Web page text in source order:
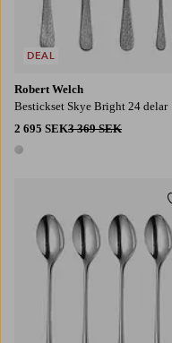
Robert Welch
Bestickset Skye Bright 24 delar
2 695 SEK3 369 SEK
1 färg
DEAL